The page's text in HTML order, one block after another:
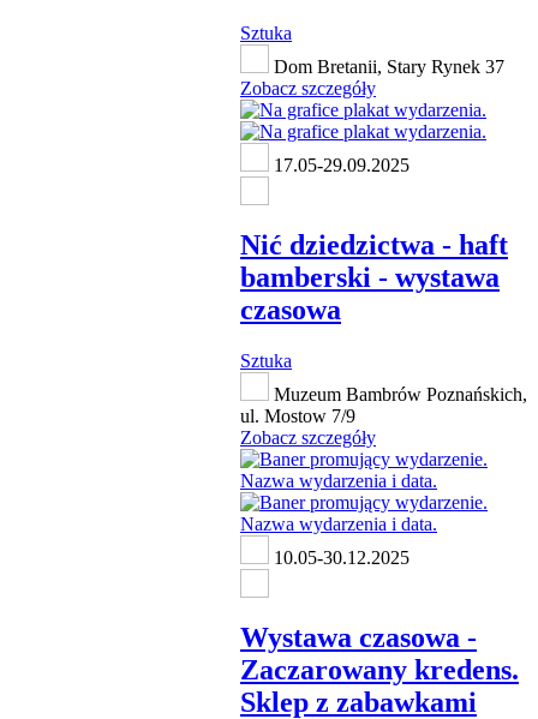
Sztuka
Dom Bretanii, Stary Rynek 37
Zobacz szczegóły
17.05-29.09.2025
Nić dziedzictwa - haft
bamberski - wystawa
czasowa
Sztuka
Muzeum Bambrów Poznańskich,
ul. Mostow 7/9
Zobacz szczegóły
10.05-30.12.2025
Wystawa czasowa -
Zaczarowany kredens.
Sklep z zabawkami